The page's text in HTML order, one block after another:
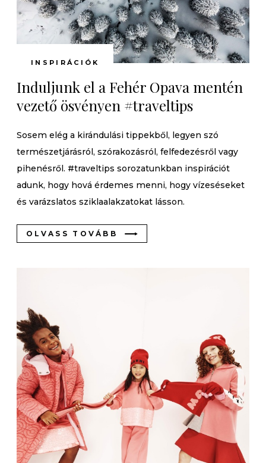
INSPIRÁCIÓK
Induljunk el a Fehér Opava mentén
vezető ösvényen #traveltips
Sosem elég a kirándulási tippekből, legyen szó
természetjárásról, szórakozásról, felfedezésről vagy
pihenésről. #traveltips sorozatunkban inspirációt
adunk, hogy hová érdemes menni, hogy vízeséseket
és varázslatos sziklaalakzatokat lásson.
OLVASS TOVÁBB